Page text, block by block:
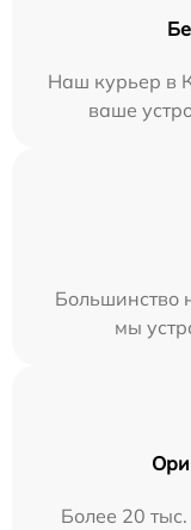
Наш курьер в
ваше
Большинство
мы
Более 20